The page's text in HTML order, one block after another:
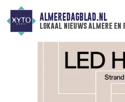
ALMEREDAGBLAD.NL
lokaal nieuws almere